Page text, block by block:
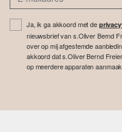
Ja, ik ga akkoord met de
nieuwsbrief van s.Oliver Bernd
over op mij afgestemde
akkoord dat s.Oliver Bernd
op meerdere apparaten